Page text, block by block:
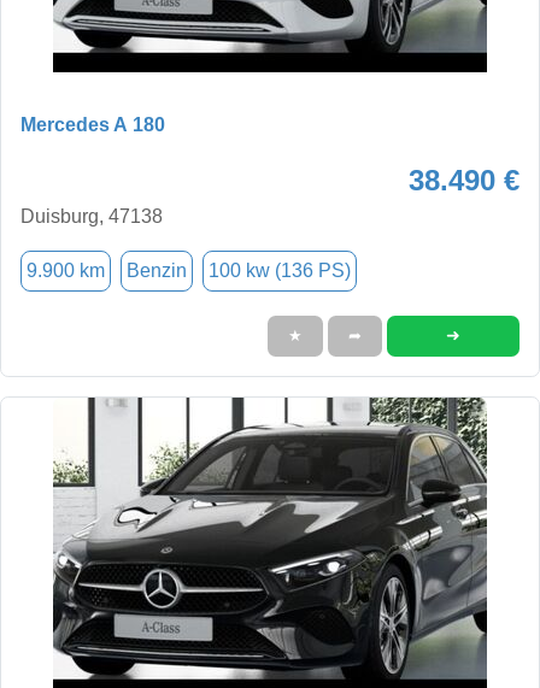
Mercedes A 180
38.490 €
Duisburg, 47138
9.900 km Benzin 100 kw (136 PS)
★ ➦ ➜